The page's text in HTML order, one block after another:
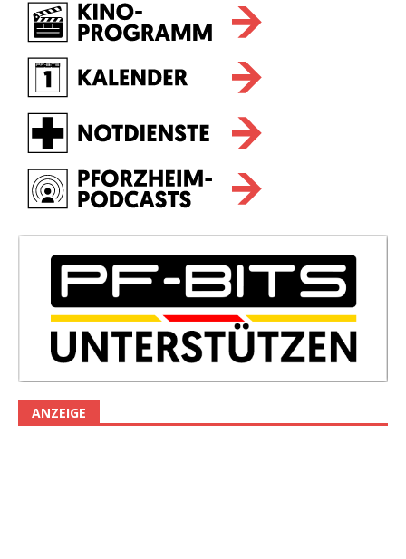
ANZEIGE